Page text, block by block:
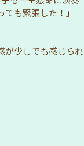
も緊張した！」
が少しでも感じられ